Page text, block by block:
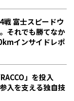
戦 富士スピードウ
それでも勝てなか
インサイドレポ
RACCO」を投入
入を支える独自技